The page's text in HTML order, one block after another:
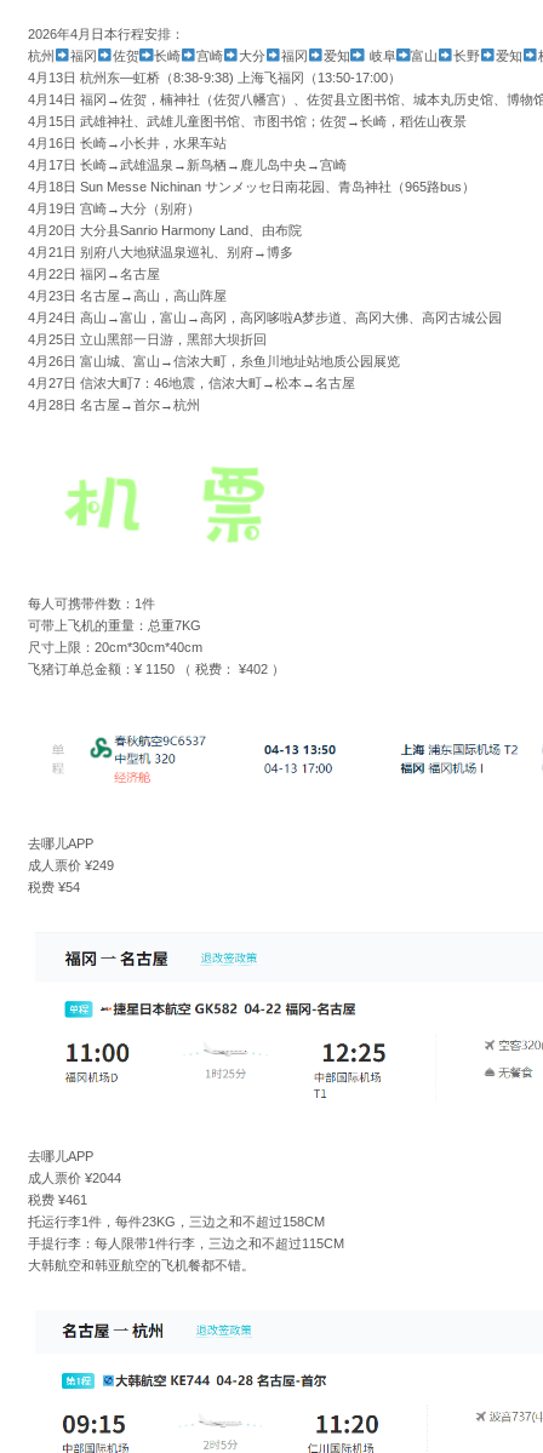
2026年4月日本行程安排：
杭州
福冈 佐贺 长崎 宫崎 大分 福冈 爱知 岐阜 富山 长野 爱知
4月13日 杭州东—虹桥（8:38-9:38) 上海飞福冈（13:50-17:00）
4月14日 福冈→佐贺，楠神社（佐贺八幡宫）、佐贺县立图书馆、城本丸历史馆、博物
4月15日 武雄神社、武雄儿童图书馆、市图书馆；佐贺→长崎，稻佐山夜景
4月16日 长崎→小长井，水果车站
4月17日 长崎→武雄温泉→新鸟栖→鹿儿岛中央→宫崎
4月18日 Sun Messe Nichinan サンメッセ日南花园、青岛神社（965路bus）
4月19日 宫崎→大分（别府）
4月20日 大分县Sanrio Harmony Land、由布院
4月21日 别府八大地狱温泉巡礼、别府→博多
4月22日 福冈→名古屋
4月23日 名古屋→高山，高山阵屋
4月24日 高山→富山，富山→高冈，高冈哆啦A梦步道、高冈大佛、高冈古城公园
4月25日 立山黑部一日游，黑部大坝折回
4月26日 富山城、富山→信浓大町，糸鱼川地址站地质公园展览
4月27日 信浓大町7：46地震，信浓大町→松本→名古屋
4月28日 名古屋→首尔→杭州
每人可携带件数：1件
可带上飞机的重量：总重7KG
尺寸上限：20cm*30cm*40cm
飞猪订单总金额：¥ 1150 （ 税费： ¥402 ）
去哪儿APP
成人票价 ¥249
税费 ¥54
去哪儿APP
成人票价 ¥2044
税费 ¥461
托运行李1件，每件23KG，三边之和不超过158CM
手提行李：每人限带1件行李，三边之和不超过115CM
大韩航空和韩亚航空的飞机餐都不错。